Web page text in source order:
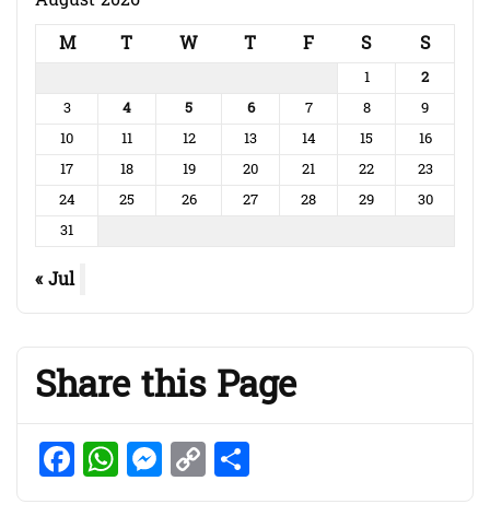
M
T W T F S S
1
2
3
4 5 6 7 8
9
10
11 12 13 14 15
16
17
18 19 20 21 22
23
24
25 26 27 28 29
30
31
« Jul
Share this Page
Facebook
WhatsApp
Messenger
Copy
Link